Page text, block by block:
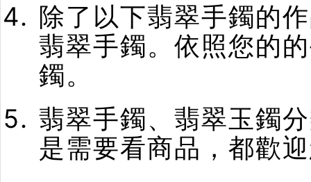
除了以下翡翠手鐲的
翡翠手鐲。依照您的
鐲。
翡翠手鐲、翡翠玉鐲
是需要看商品，都歡